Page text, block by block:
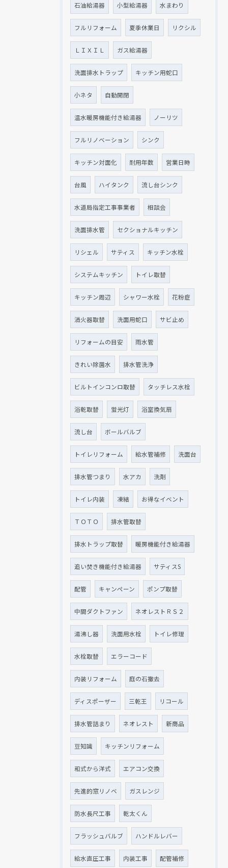
石油給湯器 小型給湯器 水まわり
フルリフォーム 夏季休業日 リクシル
ＬＩＸＩＬ ガス給湯器
洗面排水トラップ キッチン用蛇口
小ネタ 自動開閉
温水暖房機能付き給湯器 ノーリツ
フルリノベーション シンク
キッチン対面化 耐用年数 営業日時
台風 ハイタンク 流し台シンク
水道局指定工事事業者 相談会
洗面排水管 セクショナルキッチン
リシェル サティス キッチン水栓
システムキッチン トイレ取替
キッチン周辺 シャワー水栓 花粉症
消火器取替 洗面用蛇口 サビ止め
リフォームの目安 雨水管
きれい除菌水 排水管洗浄
ビルトインコンロ取替 タッチレス水栓
浴乾取替 蛍光灯 浴室換気扇
流し台 ボールバルブ
トイレリフォーム 給水管補修 洗面台
排水管つまり 水アカ 洗剤
トイレ内装 凍結 お得なイベント
ＴＯＴＯ 排水管取替
排水トラップ取替 暖房機能付き給湯器
追い焚き機能付き給湯器 サティスS
配管 キャンペーン ポンプ取替
中間ダクトファン ネオレストＲＳ２
湯沸し器 洗面用水栓 トイレ修理
水栓取替 エラーコード
内装リフォーム 庭の石撤去
ディスポーザー 三乾王 リコール
排水管詰まり ネオレスト 新商品
豆知識 キッチンリフォーム
和式から洋式 エアコン交換
先進的窓リノベ ガスレンジ
防水長尺工事 乾太くん
フラッシュバルブ ハンドルレバー
給水直圧工事 内装工事 配管補修